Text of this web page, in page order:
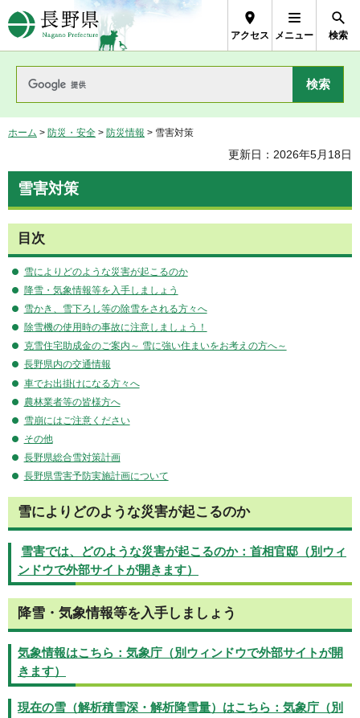
長野県Nagano Prefecture
アクセス メニュー 検索
ホーム > 防災・安全 > 防災情報 > 雪害対策
更新日：2026年5月18日
雪害対策
目次
雪によりどのような災害が起こるのか
降雪・気象情報等を入手しましょう
雪かき、雪下ろし等の除雪をされる方々へ
除雪機の使用時の事故に注意しましょう！
克雪住宅助成金のご案内～ 雪に強い住まいをお考えの方へ～
長野県内の交通情報
車でお出掛けになる方々へ
農林業者等の皆様方へ
雪崩にはご注意ください
その他
長野県総合雪対策計画
長野県雪害予防実施計画について
雪によりどのような災害が起こるのか
雪害では、どのような災害が起こるのか：首相官邸（別ウィ
ンドウで外部サイトが開きます）
降雪・気象情報等を入手しましょう
気象情報はこちら：気象庁（別ウィンドウで外部サイトが開
きます）
現在の雪（解析積雪深・解析降雪量）はこちら：気象庁（別